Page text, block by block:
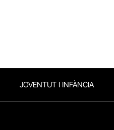
JOVENTUT I INFÀNCIA